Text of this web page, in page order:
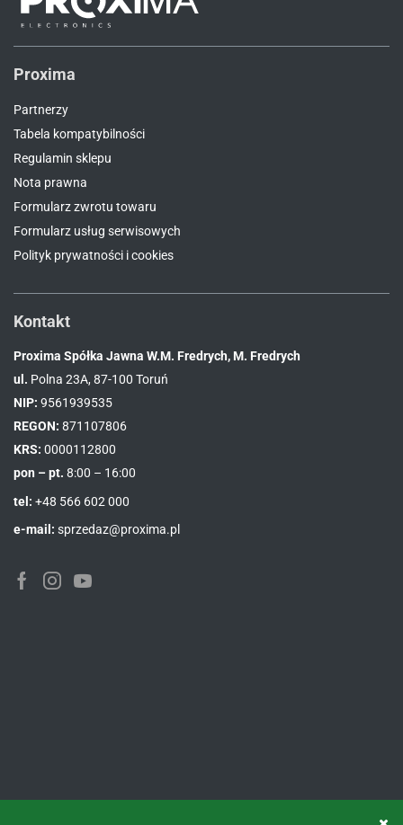
Proxima
Partnerzy
Tabela kompatybilności
Regulamin sklepu
Nota prawna
Formularz zwrotu towaru
Formularz usług serwisowych
Polityk prywatności i cookies
Kontakt
Proxima Spółka Jawna W.M. Fredrych, M. Fredrych
ul. Polna 23A, 87-100 Toruń
NIP: 9561939535
REGON: 871107806
KRS: 0000112800
pon – pt. 8:00 – 16:00
tel: +48 566 602 000
e-mail: sprzedaz@proxima.pl
FacebookInstagramYoutube